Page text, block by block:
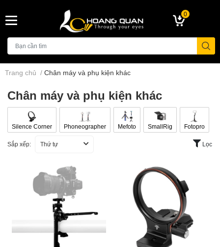
0
Trang chủ / Chân máy và phụ kiện khác
Chân máy và phụ kiện khác
Silence Corner Phoneographer Mefoto SmallRig Fotopro
Sắp xếp: Thứ tự Lọc